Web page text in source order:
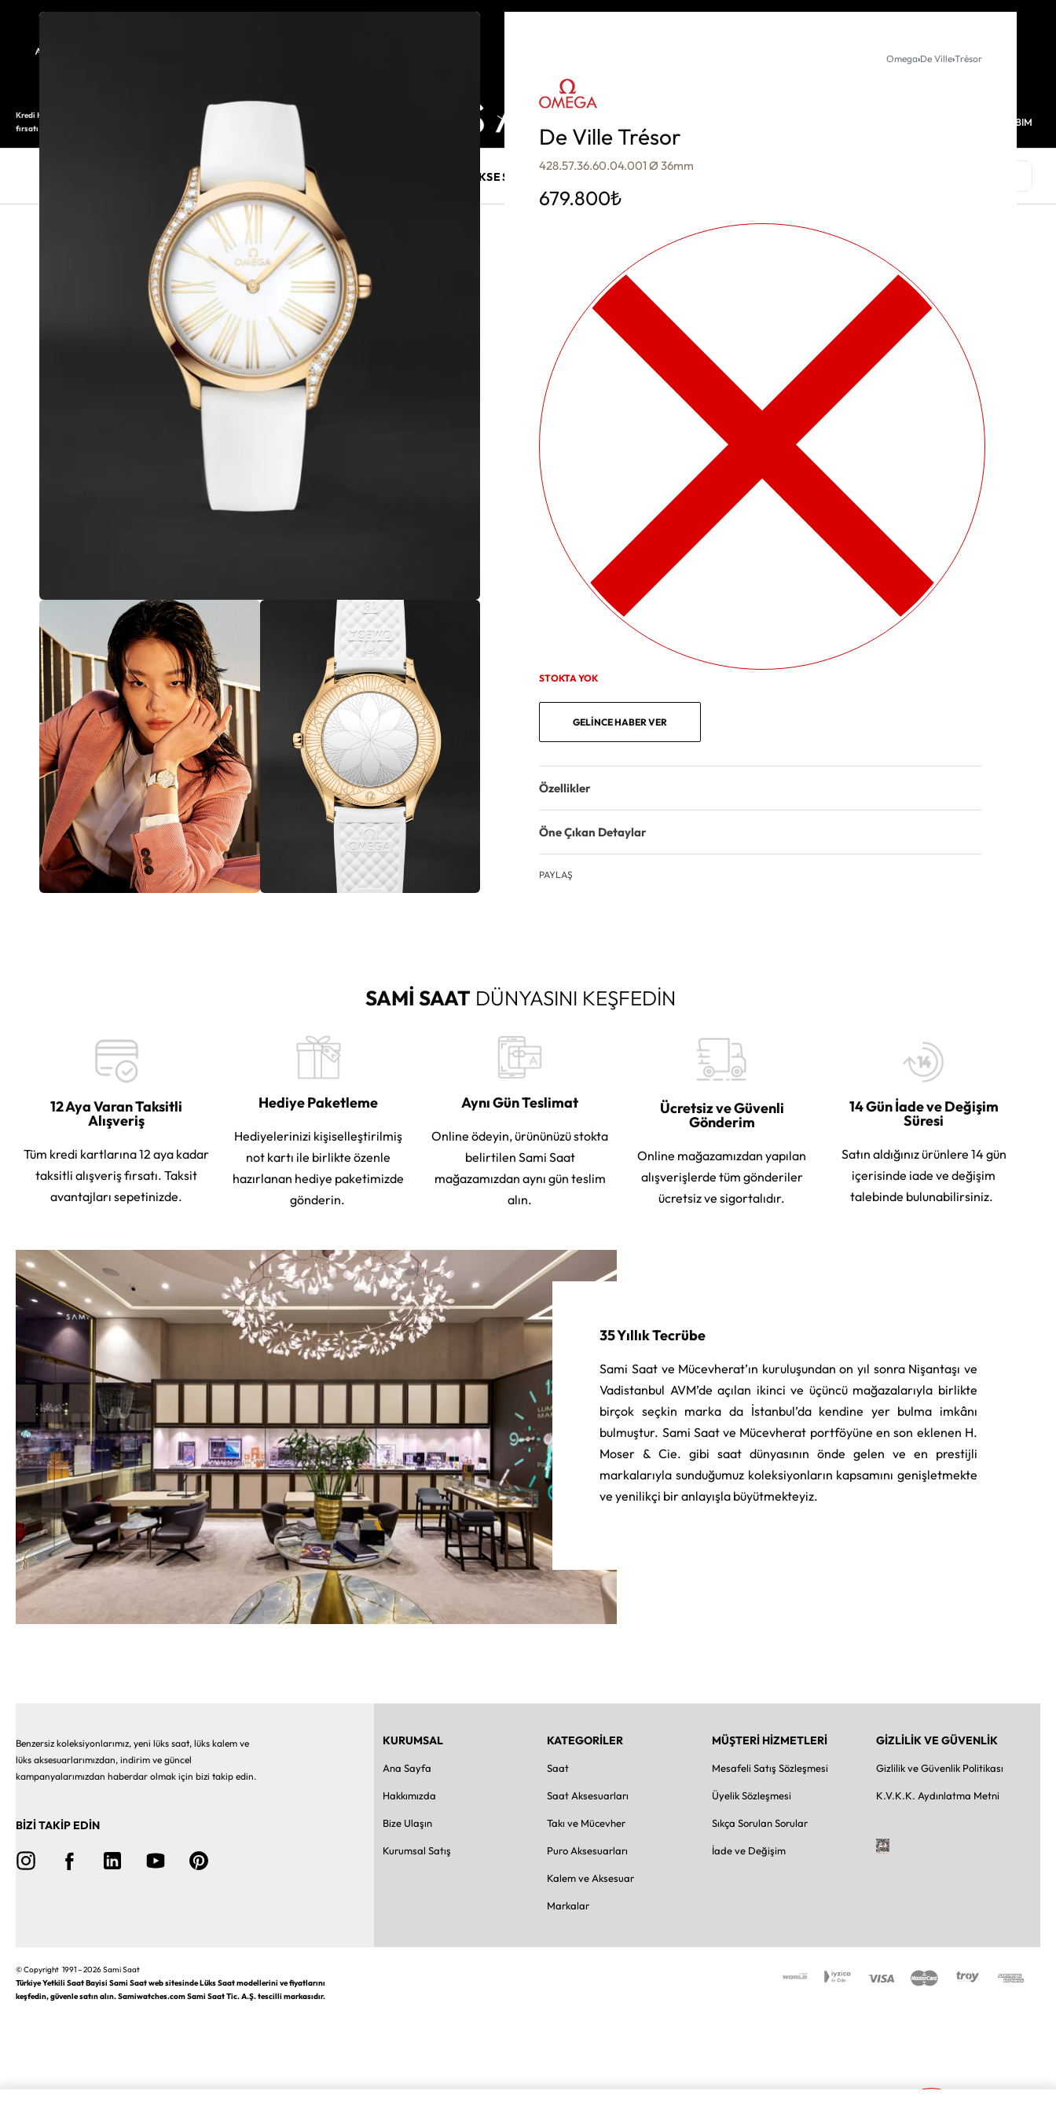
Kredi Kartı ile 12 aya varan taksitli alışveriş imkanı. Üstelik ilk 6 taksite %0 komisyon
fırsatı.
HESABIM
SAAT AKSESUARLARI TAKI VE MÜCEVHER PURO AKSESUARLARI
Omega›De Ville›Trésor
De Ville Trésor
428.57.36.60.04.001 Ø 36mm
679.800₺
STOKTA YOK
GELINCE HABER VER
Özellikler
Öne Çıkan Detaylar
PAYLAŞ
SAMİ SAATDÜNYASINI KEŞFEDİN
12 Aya Varan Taksitli
Alışveriş
Tüm kredi kartlarına 12 aya kadar
taksitli alışveriş fırsatı. Taksit
avantajları sepetinizde.
Hediye Paketleme
Hediyelerinizi kişiselleştirilmiş
not kartı ile birlikte özenle
hazırlanan hediye paketimizde
gönderin.
Aynı Gün Teslimat
Online ödeyin, ürününüzü stokta
belirtilen Sami Saat
mağazamızdan aynı gün teslim
alın.
Ücretsiz ve Güvenli
Gönderim
Online mağazamızdan yapılan
alışverişlerde tüm gönderiler
ücretsiz ve sigortalıdır.
14 Gün İade ve Değişim
Süresi
Satın aldığınız ürünlere 14 gün
içerisinde iade ve değişim
talebinde bulunabilirsiniz.
35 Yıllık Tecrübe
Sami Saat ve Mücevherat’ın kuruluşundan on yıl sonra Nişantaşı ve
Vadistanbul AVM’de açılan ikinci ve üçüncü mağazalarıyla birlikte
birçok seçkin marka da İstanbul’da kendine yer bulma imkânı
bulmuştur. Sami Saat ve Mücevherat portföyüne en son eklenen H.
Moser & Cie. gibi saat dünyasının önde gelen ve en prestijli
markalarıyla sunduğumuz koleksiyonların kapsamını genişletmekte
ve yenilikçi bir anlayışla büyütmekteyiz.
Benzersiz koleksiyonlarımız, yeni lüks saat, lüks kalem ve
lüks aksesuarlarımızdan, indirim ve güncel
kampanyalarımızdan haberdar olmak için bizi takip edin.
BİZİ TAKİP EDİN
KURUMSAL
Ana Sayfa
Hakkımızda
Bize Ulaşın
Kurumsal Satış
KATEGORİLER
Saat
Saat Aksesuarları
Takı ve Mücevher
Puro Aksesuarları
Kalem ve Aksesuar
Markalar
MÜŞTERİ HİZMETLERİ
Mesafeli Satış Sözleşmesi
Üyelik Sözleşmesi
Sıkça Sorulan Sorular
İade ve Değişim
GİZLİLİK VE GÜVENLİK
Gizlilik ve Güvenlik Politikası
K.V.K.K. Aydınlatma Metni
© Copyright 1991 – 2026 Sami Saat
Türkiye Yetkili Saat Bayisi Sami Saat web sitesinde Lüks Saat modellerini ve fiyatlarını
keşfedin, güvenle satın alın. Samiwatches.com Sami Saat Tic. A.Ş. tescilli markasıdır.